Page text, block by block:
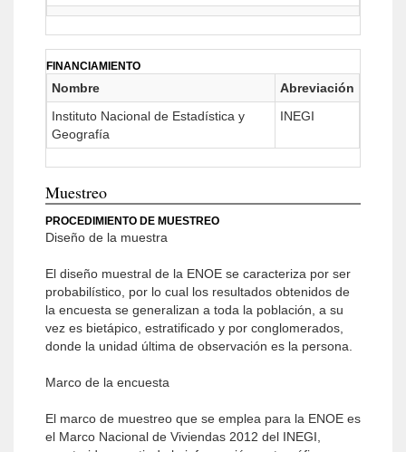
FINANCIAMIENTO
Nombre
Abreviación
Instituto Nacional de Estadística y
Geografía
INEGI
Muestreo
PROCEDIMIENTO DE MUESTREO
Diseño de la muestra
El diseño muestral de la ENOE se caracteriza por ser
probabilístico, por lo cual los resultados obtenidos de
la encuesta se generalizan a toda la población, a su
vez es bietápico, estratificado y por conglomerados,
donde la unidad última de observación es la persona.
Marco de la encuesta
El marco de muestreo que se emplea para la ENOE es
el Marco Nacional de Viviendas 2012 del INEGI,